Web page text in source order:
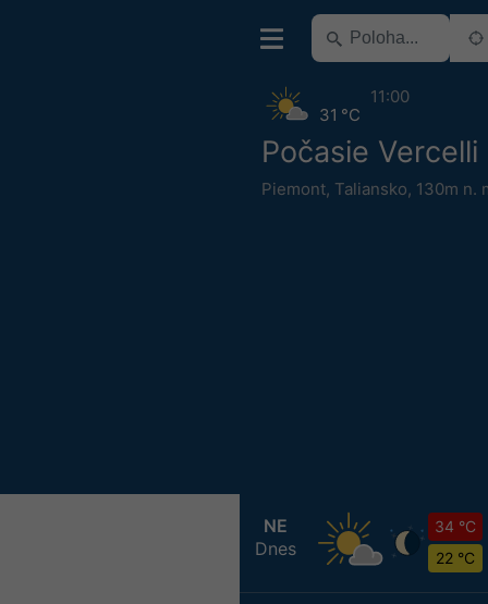
Počasie Vercelli
Piemont, Taliansko, 130m n.
31 °C
11:00
NE
Dnes
34 °C
22 °C